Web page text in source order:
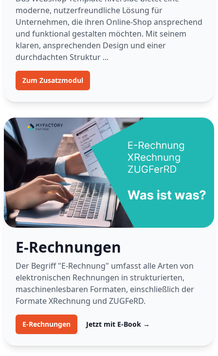
moderne, nutzerfreundliche Lösung für
Unternehmen, die ihren Online-Shop ansprechend
und funktional gestalten möchten. Mit seinem
klaren, ansprechenden Design und einer
durchdachten Struktur ...
Zum Zusatzmodul
E-Rechnungen
Der Begriff "E-Rechnung" umfasst alle Arten von
elektronischen Rechnungen in strukturierten,
maschinenlesbaren Formaten, einschließlich der
Formate XRechnung und ZUGFeRD.
E-Rechnungen Jetzt mit E-Book →